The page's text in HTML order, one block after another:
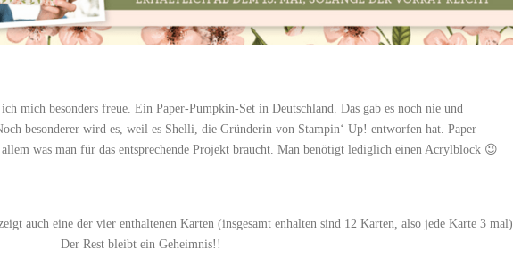
mich besonders freue. Ein Paper-Pumpkin-Set in Deutschland. Das gab es noch nie und
besonderer wird es, weil es Shelli, die Gründerin von Stampin‘ Up! entworfen hat. Paper
was man für das entsprechende Projekt braucht. Man benötigt lediglich einen Acrylblock 😉
auch eine der vier enthaltenen Karten (insgesamt enhalten sind 12 Karten, also jede Karte 3 mal).
Der Rest bleibt ein Geheimnis!!